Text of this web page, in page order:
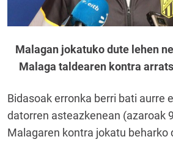
Malagan jokatuko dute lehen
Malaga taldearen kontra
Bidasoak erronka berri bati aurre
datorren asteazkenean (azaroak
Malagaren kontra jokatu beharko